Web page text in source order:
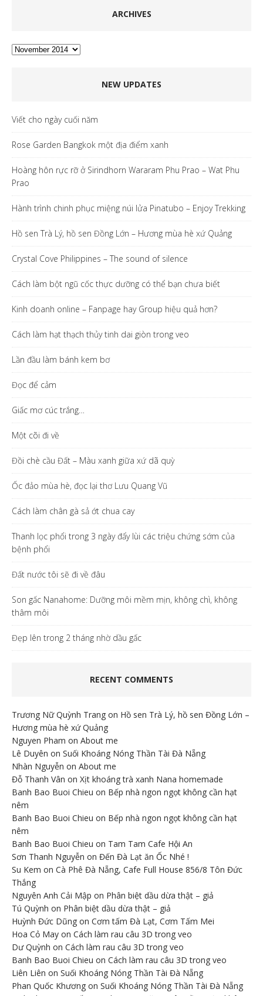
ARCHIVES
Archives
NEW UPDATES
Viết cho ngày cuối năm
Rose Garden Bangkok một địa điểm xanh
Hoàng hôn rực rỡ ở Sirindhorn Wararam Phu Prao – Wat Phu
Prao
Hành trình chinh phục miệng núi lửa Pinatubo – Enjoy Trekking
Hồ sen Trà Lý, hồ sen Đồng Lớn – Hương mùa hè xứ Quảng
Crystal Cove Philippines – The sound of silence
Cách làm bột ngũ cốc thực dưỡng có thể bạn chưa biết
Kinh doanh online – Fanpage hay Group hiệu quả hơn?
Cách làm hạt thạch thủy tinh dai giòn trong veo
Lần đầu làm bánh kem bơ
Đọc để cảm
Giấc mơ cúc trắng…
Một cõi đi về
Đồi chè cầu Đất – Màu xanh giữa xứ dã quỳ
Ốc đảo mùa hè, đọc lại thơ Lưu Quang Vũ
Cách làm chân gà sả ớt chua cay
Thanh lọc phổi trong 3 ngày đẩy lùi các triệu chứng sớm của
bệnh phổi
Đất nước tôi sẽ đi về đâu
Son gấc Nanahome: Dưỡng môi mềm mịn, không chì, không
thâm môi
Đẹp lên trong 2 tháng nhờ dầu gấc
RECENT COMMENTS
Trương Nữ Quỳnh Trang on Hồ sen Trà Lý, hồ sen Đồng Lớn –
Hương mùa hè xứ Quảng
Nguyen Pham on About me
Lê Duyên on Suối Khoáng Nóng Thần Tài Đà Nẵng
Nhàn Nguyễn on About me
Đỗ Thanh Vân on Xịt khoáng trà xanh Nana homemade
Banh Bao Buoi Chieu on Bếp nhà ngon ngọt không cần hạt
nêm
Banh Bao Buoi Chieu on Bếp nhà ngon ngọt không cần hạt
nêm
Banh Bao Buoi Chieu on Tam Tam Cafe Hội An
Sơn Thanh Nguyễn on Đến Đà Lạt ăn Ốc Nhé !
Su Kem on Cà Phê Đà Nẵng, Cafe Full House 856/8 Tôn Đức
Thắng
Nguyên Anh Cải Mập on Phân biệt dầu dừa thật – giả
Tú Quỳnh on Phân biệt dầu dừa thật – giả
Huỳnh Đức Dũng on Cơm tấm Đà Lạt, Cơm Tấm Mei
Hoa Cỏ May on Cách làm rau câu 3D trong veo
Dư Quỳnh on Cách làm rau câu 3D trong veo
Banh Bao Buoi Chieu on Cách làm rau câu 3D trong veo
Liên Liên on Suối Khoáng Nóng Thần Tài Đà Nẵng
Phan Quốc Khương on Suối Khoáng Nóng Thần Tài Đà Nẵng